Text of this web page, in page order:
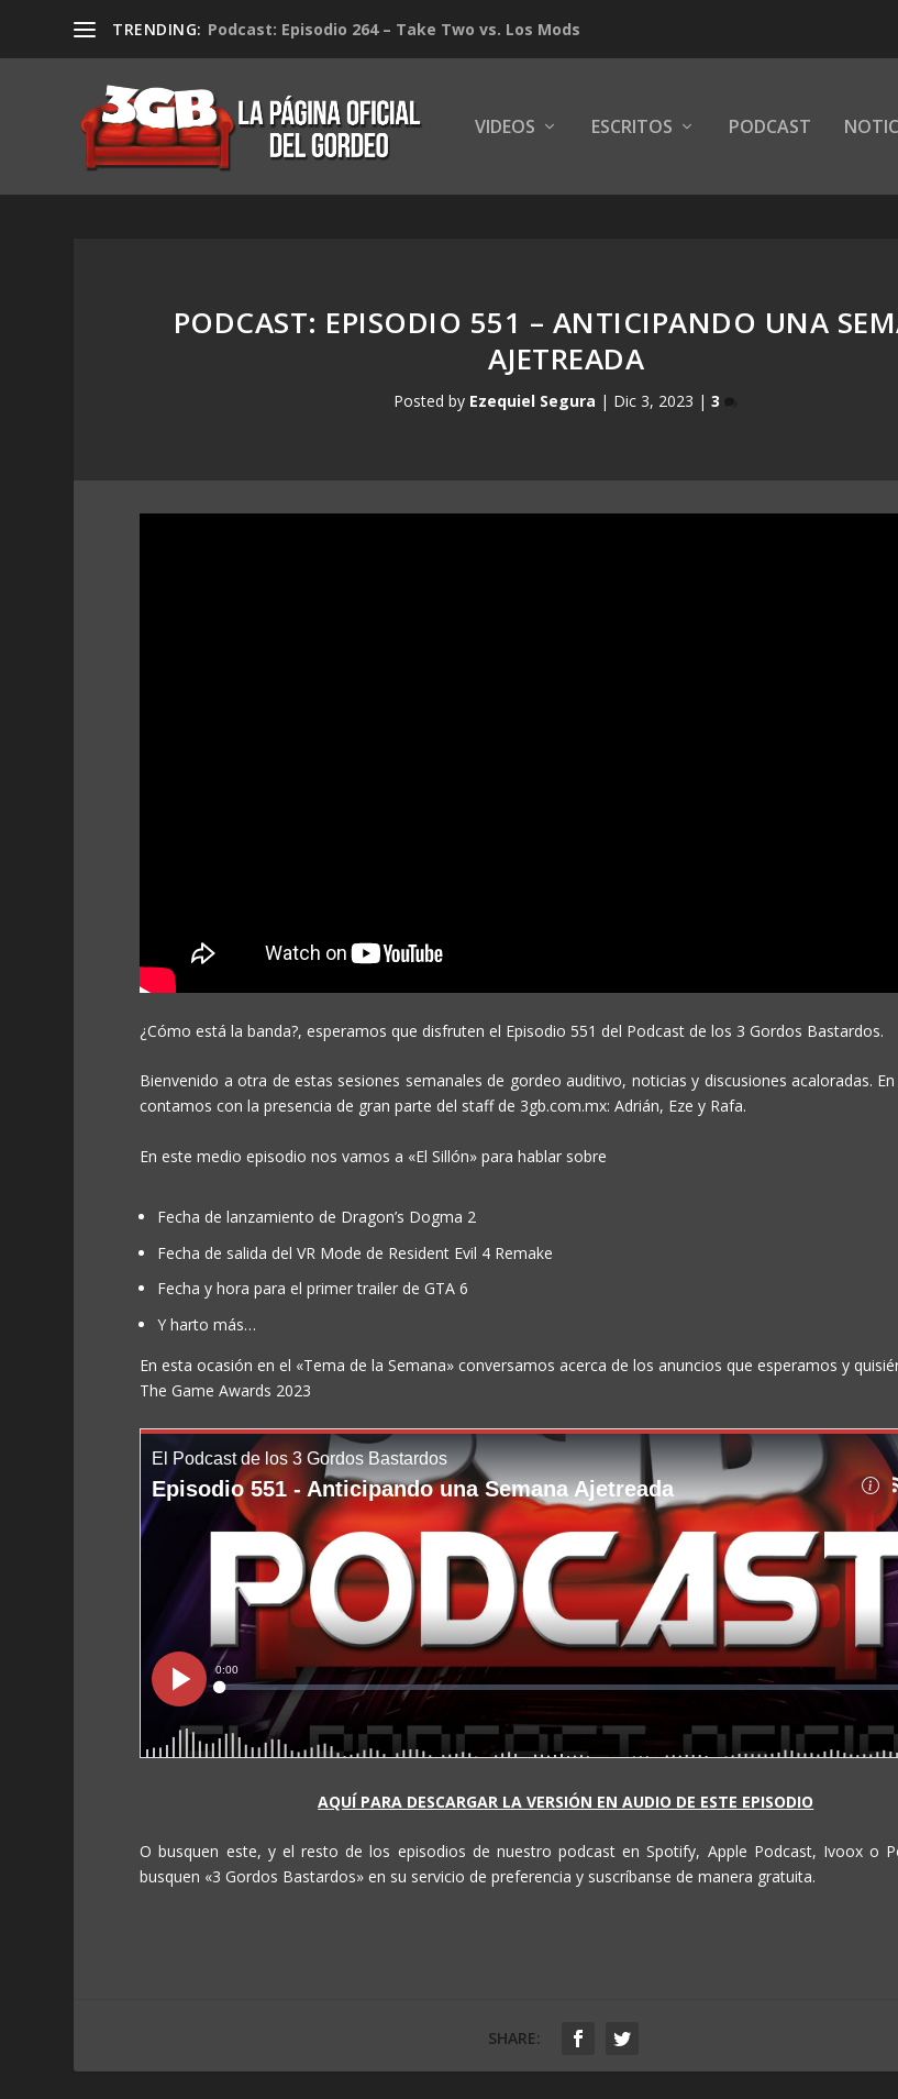
TRENDING: Podcast: Episodio 264 – Take Two vs. Los Mods
VIDEOS ESCRITOS PODCAST
PODCAST: EPISODIO 551 – ANTICIPANDO UNA
AJETREADA
Posted by Ezequiel Segura | Dic 3, 2023 |3
¿Cómo está la banda?, esperamos que disfruten el Episodio 551 del Podcast de los 3 Gordos Bastardos.
Bienvenido a otra de estas sesiones semanales de gordeo auditivo, noticias y discusiones acaloradas.
contamos con la presencia de gran parte del staff de 3gb.com.mx: Adrián, Eze y Rafa.
En este medio episodio nos vamos a «El Sillón» para hablar sobre
Fecha de lanzamiento de Dragon’s Dogma 2
Fecha de salida del VR Mode de Resident Evil 4 Remake
Fecha y hora para el primer trailer de GTA 6
Y harto más…
En esta ocasión en el «Tema de la Semana» conversamos acerca de los anuncios que esperamos y
The Game Awards 2023
AQUÍ PARA DESCARGAR LA VERSIÓN EN AUDIO DE ESTE EPISODIO
O busquen este, y el resto de los episodios de nuestro podcast en Spotify, Apple Podcast, Ivoox o
busquen «3 Gordos Bastardos» en su servicio de preferencia y suscríbanse de manera gratuita.
SHARE: